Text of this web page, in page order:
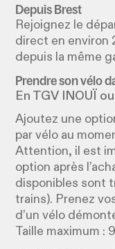
Depuis Brest
Rejoignez le
direct en environ
depuis la même
Prendre son vélo
En TGV INOUÏ
Ajoutez une
par vélo au
Attention, il est
option après
disponibles sont
trains). Prenez
d’un vélo
Taille maximum :